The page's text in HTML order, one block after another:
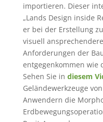
importieren. Dieser
„Lands Design inside
er bei der Erstellung
visuell
Anforderungen der
entgegenkommen wie
Sehen Sie in diesem
Geländewerkzeuge
Anwendern die